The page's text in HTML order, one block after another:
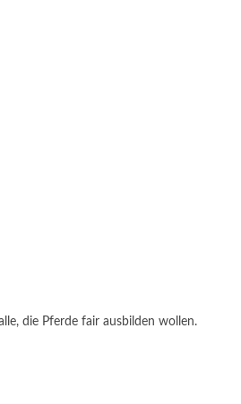
die Pferde fair ausbilden wollen.